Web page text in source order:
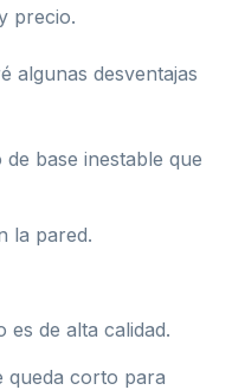
precio.
algunas desventajas
base inestable que
la pared.
es de alta calidad.
queda corto para